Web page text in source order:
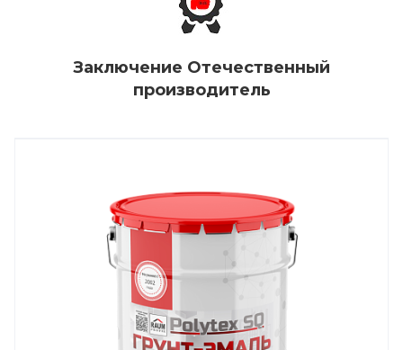
Заключение Отечественный
производитель